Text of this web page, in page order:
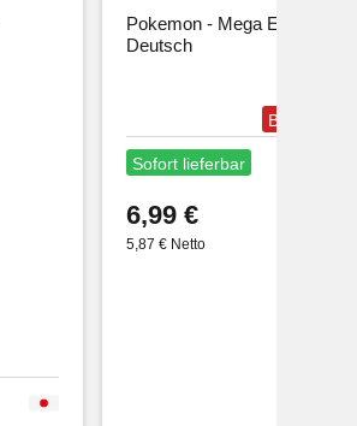
Pokemon - Mega
Deutsch
Bestseller
Sofort lieferbar
6,99 €
5,87 € Netto